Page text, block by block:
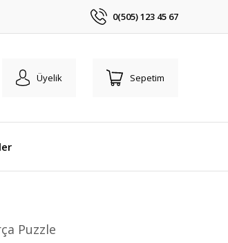
0(505) 123 45 67
Üyelik Sepetim
Puzzle